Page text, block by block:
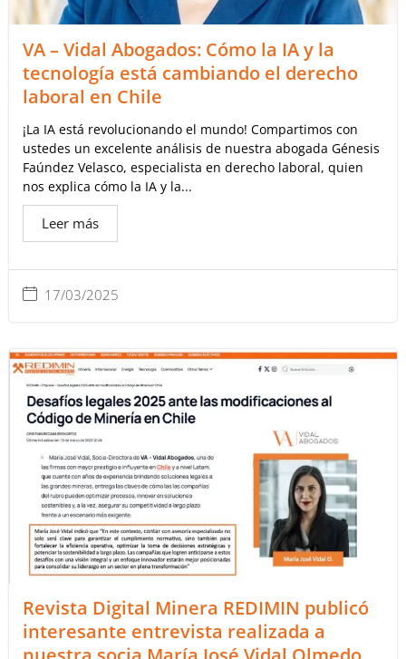
VA – Vidal Abogados: Cómo la IA y la
tecnología está cambiando el derecho
laboral en Chile
17/03/2025
¡La IA está revolucionando el mundo! Compartimos con
ustedes un excelente análisis de nuestra abogada Génesis
Faúndez Velasco, especialista en derecho laboral, quien
nos explica cómo la IA y la...
Leer más
Revista Digital Minera REDIMIN publicó
interesante entrevista realizada a